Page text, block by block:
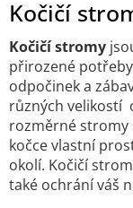
Kočičí
Kočičí stromy
přirozené
odpočinek a
různých velikostí
rozměrné stromy
kočce vlastní
okolí. Kočičí
také ochrání váš